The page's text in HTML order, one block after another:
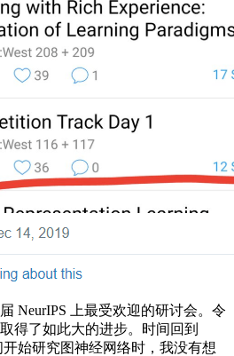
上最受欢迎的研讨会。令
得了如此大的进步。时间回到
始研究图神经网络时，我没有想